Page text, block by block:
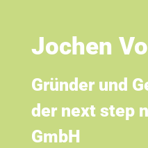
Jochen
Gründer und
der next step
GmbH